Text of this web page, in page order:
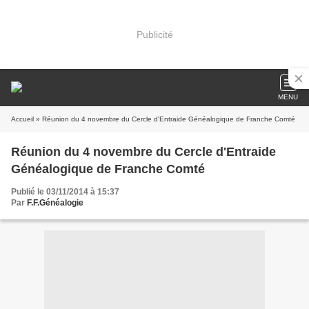
Publicité
MENU
Accueil » Réunion du 4 novembre du Cercle d'Entraide Généalogique de Franche Comté
Réunion du 4 novembre du Cercle d'Entraide
Généalogique de Franche Comté
Publié le 03/11/2014 à 15:37
Par F.F.Généalogie